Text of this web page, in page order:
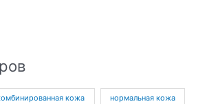
кожа нормальная кожа